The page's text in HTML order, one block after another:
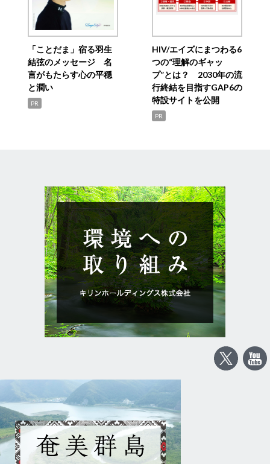
「ことだま」宿る羽生
結弦のメッセージ 名
言がもたらす心の平穏
と潤い
PR
HIV/エイズにまつわる6
つの“理解のギャッ
プ”とは？ 2030年の流
行終結を目指すGAP6の
特設サイトを公開
PR